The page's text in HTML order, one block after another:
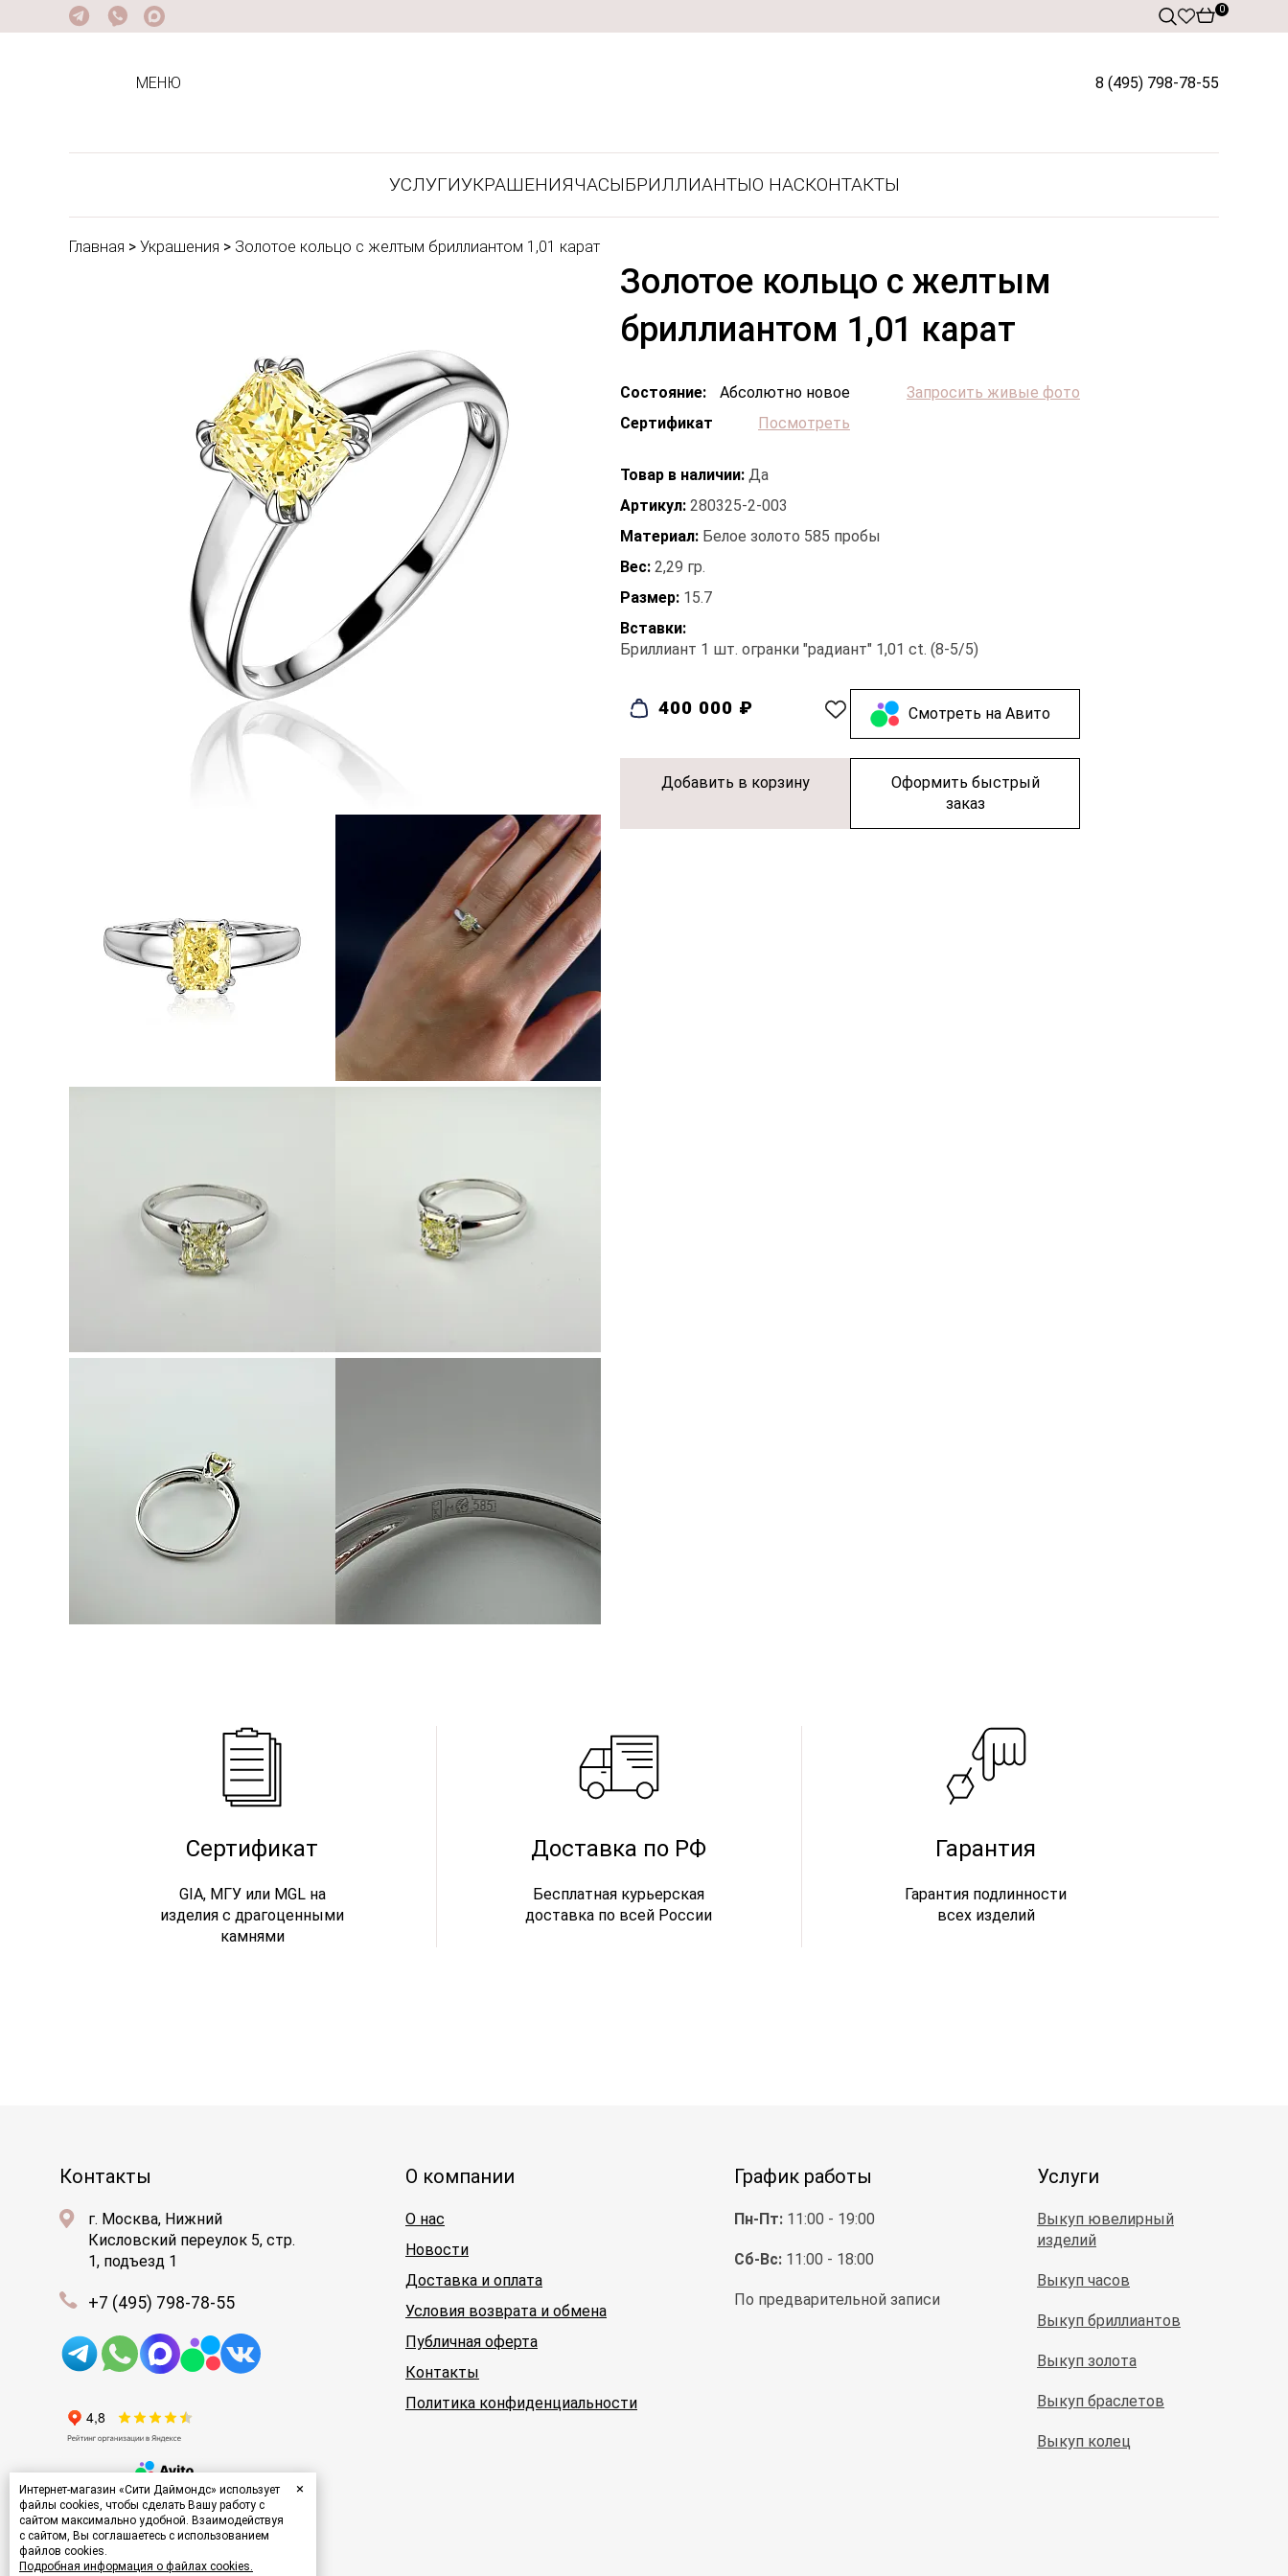
×
Интернет-магазин «Сити Даймондс» использует
файлы cookies, чтобы сделать Вашу работу с
сайтом максимально удобной. Взаимодействуя
с сайтом, Вы соглашаетесь с использованием
файлов cookies.
Подробная информация о файлах cookies.
0
МЕНЮ 8 (495) 798-78-55
УСЛУГИУКРАШЕНИЯЧАСЫБРИЛЛИАНТЫО НАСКОНТАКТЫ
Главная > Украшения > Золотое кольцо с желтым бриллиантом 1,01 карат
Золотое кольцо с желтым
бриллиантом 1,01 карат
Состояние:
Абсолютно новое
Сертификат
Посмотреть
Запросить живые фото
Товар в наличии: Да
Артикул: 280325-2-003
Материал: Белое золото 585 пробы
Вес: 2,29 гр.
Размер: 15.7
Вставки:
Бриллиант 1 шт. огранки "радиант" 1,01 ct. (8-5/5)
400 000 ₽ Cмотреть на Авито
Добавить в корзину
Оформить быстрый
заказ
Сертификат
GIA, МГУ или MGL на
изделия с драгоценными
камнями
Доставка по РФ
Бесплатная курьерская
доставка по всей России
Гарантия
Гарантия подлинности
всех изделий
Контакты
г. Москва, Нижний
Кисловский переулок 5, стр.
1, подъезд 1
+7 (495) 798-78-55
О компании
О нас
Новости
Доставка и оплата
Условия возврата и обмена
Публичная оферта
Контакты
Политика конфиденциальности
График работы
Пн-Пт: 11:00 - 19:00
Сб-Вс: 11:00 - 18:00
По предварительной записи
Услуги
Выкуп ювелирный
изделий
Выкуп часов
Выкуп бриллиантов
Выкуп золота
Выкуп браслетов
Выкуп колец